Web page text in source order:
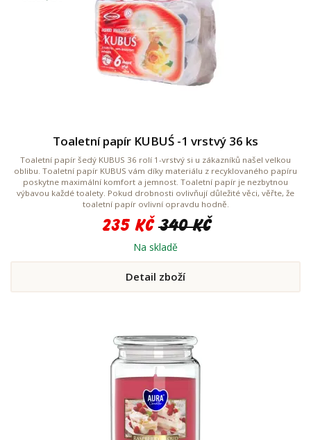
Toaletní papír KUBUŚ -1 vrstvý 36 ks
Toaletní papír šedý KUBUS 36 rolí 1-vrstvý si u zákazníků našel velkou
oblibu. Toaletní papír KUBUS vám díky materiálu z recyklovaného papíru
poskytne maximální komfort a jemnost. Toaletní papír je nezbytnou
výbavou každé toalety. Pokud drobnosti ovlivňují důležité věci, věřte, že
toaletní papír ovlivní opravdu hodně.
235 Kč 340 Kč
Na skladě
Detail zboží